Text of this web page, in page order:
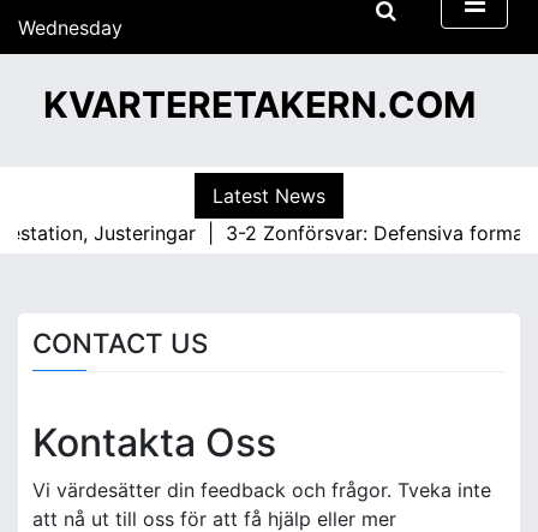
Wednesday
15/07/2026
13:41KVARTERETAKERN.COM
Latest News
Justeringar |
3-2 Zonförsvar: Defensiva
CONTACT US
Kontakta Oss
Vi värdesätter din feedback och frågor. Tveka inte
att nå ut till oss för att få hjälp eller mer